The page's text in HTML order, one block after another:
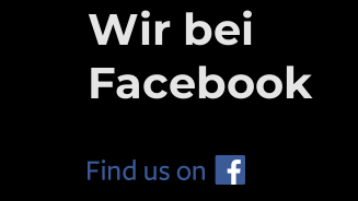
Wir bei
Facebook